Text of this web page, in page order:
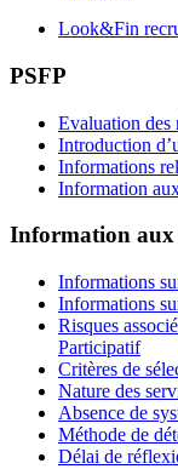
Look&Fin
PSFP
Evaluation des
Introduction
Informations
Information
Information aux
Informations
Informations
Risques
Participatif
Critères de
Nature des
Absence de
Méthode de
Délai de